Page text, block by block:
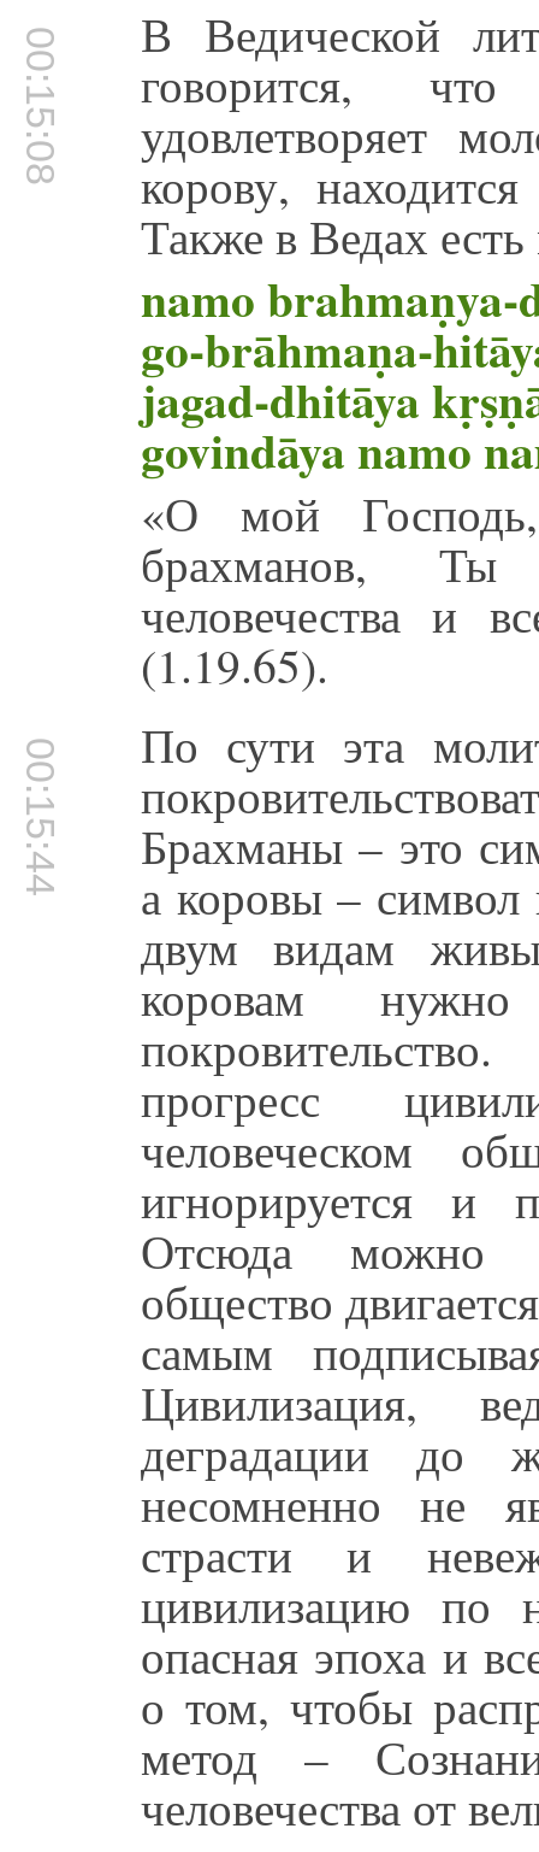
00:15:08 В Ведической
говорится,
удовлетворяет
корову,
Также в Ведах
namo brahmaṇya-
go-brāhmaṇa-
jagad-dhitāya
govindāya namo
«О мой
брахманов, Ты
человечества и
(1.19.65).
00:15:44 По сути эта
Брахманы – это
а коровы –
двум видам
коровам нужно
прогресс
человеческом
игнорируется и
Отсюда можно
общество
самым
Цивилизация,
деградации до
несомненно не
страсти и
цивилизацию по
опасная эпоха и
о том, чтобы
метод –
человечества от